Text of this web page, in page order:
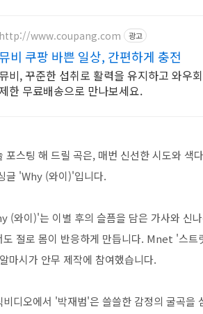
http://www.coupang.com 광고
비 쿠팡 바쁜 일상, 간편하게 충전
비, 꾸준한 섭취로 활력을 유지하고 와우
한 무료배송으로 만나보세요.
포스팅 해 드릴 곡은, 매번 신선한 시도와 색
글 'Why (와이)'입니다.
(와이)'는 이별 후의 슬픔을 담은 가사와 신
도 절로 몸이 반응하게 만듭니다. Mnet '스트
마시가 안무 제작에 참여했습니다.
비디오에서 '박재범'은 쓸쓸한 감정의 굴곡을